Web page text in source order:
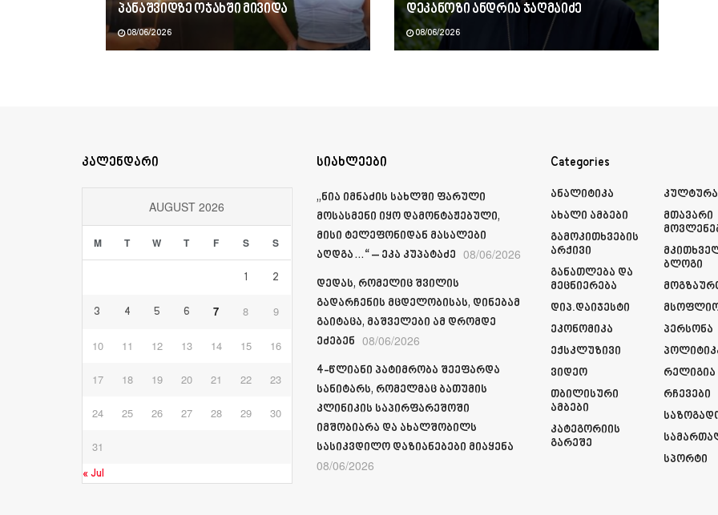
პანაშვიდზე ოჯახში მივიდა
08/06/2026
დეკანოზი ანდრია ჯაღმაიძე
08/06/2026
კალენდარი
AUGUST 2026
M T W T F S S
1 2
3 4 5 6 7 8 9
10 11 12 13 14 15 16
17 18 19 20 21 22 23
24 25 26 27 28 29 30
31
« Jul
სიახლეები
„ნია იმნაძის სახლში ფარული
მოსასმენი იყო დამონტაჟებული,
მისი ტელეფონიდან მასალები
აღდგა…“ – ეკა კუპატაძე 08/06/2026
დედას, რომელიც შვილის
გადარჩენის მცდელობისას, დინებამ
გაიტაცა, მაშველები ამ დრომდე
ეძებენ 08/06/2026
4-წლიანი პატიმრობა შეეფარდა
სანიტარს, რომელმაც ბათუმის
კლინიკის საპირფარეშოში
იმშობიარა და ახალშობილს
სასიკვდილო დაზიანებები მიაყენა
08/06/2026
Categories
Ანალიტიკა
Ახალი Ამბები
Გამოკითხვების
Არქივი
Განათლება Და
Მეცნიერება
Დიპ.დაიჯესტი
Ეკონომიკა
Ექსკლუზივი
Ვიდეო
Თბილისური
Ამბები
Კატეგორიის
Გარეშე
Კულტურა
Მთავარი
Ბლოგი
Პერსონა
Რელიგია
Რჩევები
Სპორტი